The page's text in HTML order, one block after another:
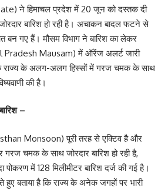
ने हिमाचल प्रदेश में 20 जून को दस्तक दी
बारिश हो रही है। अचाकन बादल फटने से
बन गए हैं। मौसम विभाग ने बारिश का लेकर
Pradesh Mausam) में ऑरेंज अलर्ट जारी
राज्य के अलग-अलग हिस्सों में गरज चमक के साथ
की है।
–
Monsoon) पूरी तरह से एक्टिव है और
गरज चमक के साथ जोरदार बारिश हो रही है,
में 128 मिलीमीटर बारिश दर्ज की गई है।
हुए बताया है कि राज्य के अनेक जगहों पर भारी